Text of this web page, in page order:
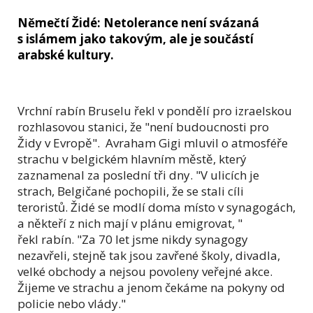
Němečtí Židé: Netolerance není svázaná
s islámem jako takovým, ale je součástí
arabské kultury.
Vrchní rabín Bruselu řekl v pondělí pro izraelskou
rozhlasovou stanici, že "není budoucnosti pro
Židy v Evropě". Avraham Gigi mluvil o atmosféře
strachu v belgickém hlavním městě, který
zaznamenal za poslední tři dny. "V ulicích je
strach, Belgičané pochopili, že se stali cíli
teroristů. Židé se modlí doma místo v synagogách,
a někteří z nich mají v plánu emigrovat, "
řekl rabín. "Za 70 let jsme nikdy synagogy
nezavřeli, stejně tak jsou zavřené školy, divadla,
velké obchody a nejsou povoleny veřejné akce.
Žijeme ve strachu a jenom čekáme na pokyny od
policie nebo vlády."